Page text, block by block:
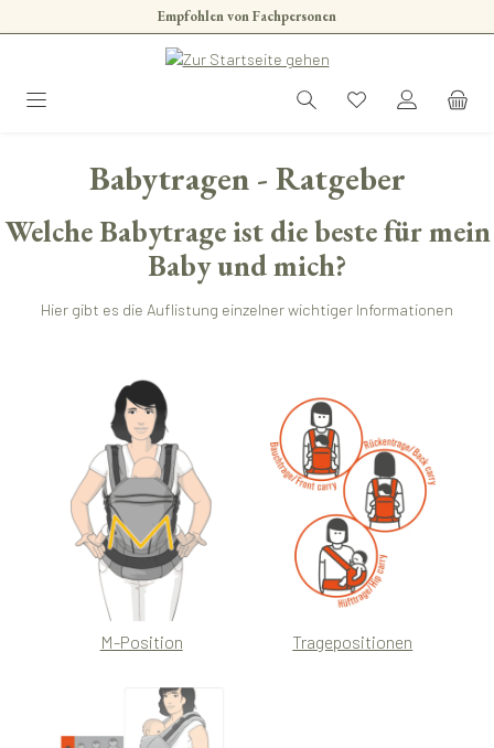
Zum Hauptinhalt springenEmpfohlen von Fachpersonen
Babytragen - Ratgeber
Welche Babytrage ist die beste für mein
Baby und mich?
Hier gibt es die Auflistung einzelner wichtiger Informationen
M-Position Tragepositionen